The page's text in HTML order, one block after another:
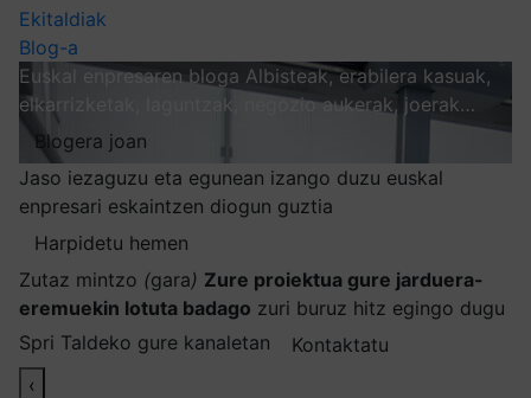
Ekitaldiak
Blog-a
Euskal enpresaren bloga Albisteak, erabilera kasuak,
elkarrizketak, laguntzak, negozio aukerak, joerak…
Blogera joan
Jaso iezaguzu eta egunean izango duzu euskal
enpresari eskaintzen diogun guztia
Harpidetu hemen
Zutaz mintzo (gara) Zure proiektua gure jarduera-
eremuekin lotuta badago zuri buruz hitz egingo dugu
Spri Taldeko gure kanaletan
Kontaktatu
‹